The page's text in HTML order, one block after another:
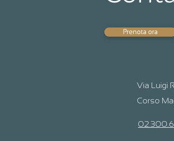
Prenota ora
Via Luigi
Corso